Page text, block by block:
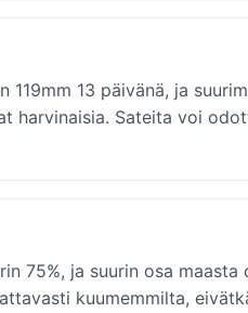
13 päivänä, ja
harvinaisia. Sateita voi
75%, ja suurin osa maasta
kuumemmilta,